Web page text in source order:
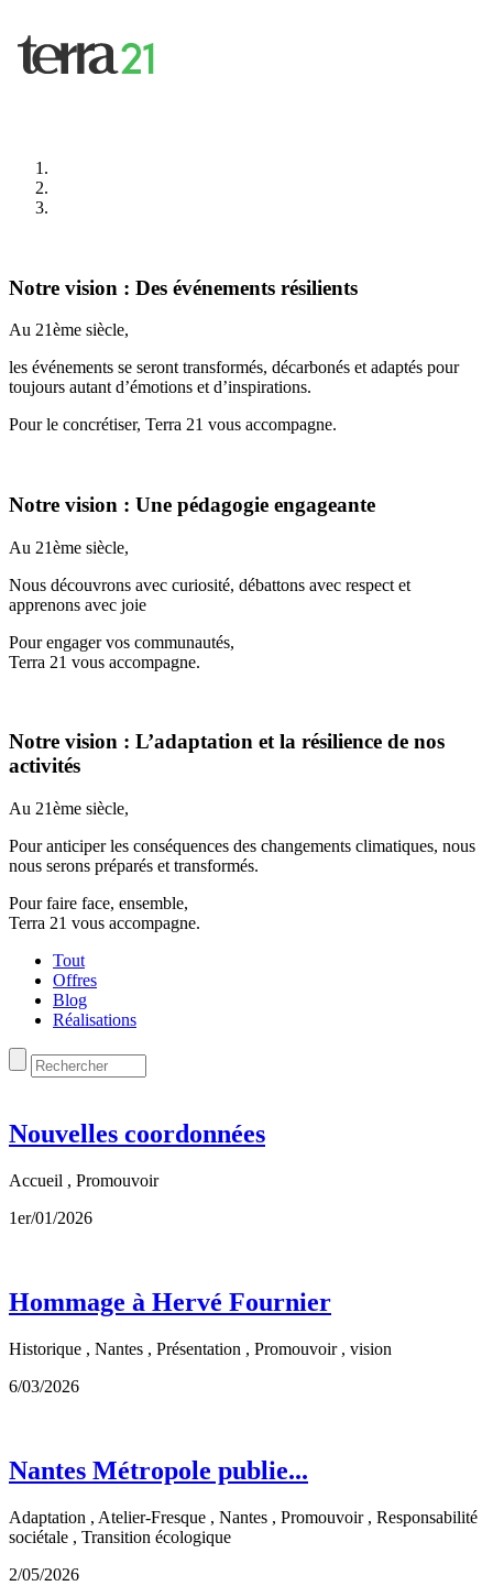
Notre vision : Des événements résilients
Au 21ème siècle,
les événements se seront transformés, décarbonés et adaptés pour
toujours autant d’émotions et d’inspirations.
Pour le concrétiser, Terra 21 vous accompagne.
Notre vision : Une pédagogie engageante
Au 21ème siècle,
Nous découvrons avec curiosité, débattons avec respect et
apprenons avec joie
Pour engager vos communautés,
Terra 21 vous accompagne.
Notre vision : L’adaptation et la résilience de nos
activités
Au 21ème siècle,
Pour anticiper les conséquences des changements climatiques, nous
nous serons préparés et transformés.
Pour faire face, ensemble,
Terra 21 vous accompagne.
Tout
Offres
Blog
Réalisations
Nouvelles coordonnées
Accueil , Promouvoir
1er/01/2026
Hommage à Hervé Fournier
Historique , Nantes , Présentation , Promouvoir , vision
6/03/2026
Nantes Métropole publie...
Adaptation , Atelier-Fresque , Nantes , Promouvoir , Responsabilité
sociétale , Transition écologique
2/05/2026